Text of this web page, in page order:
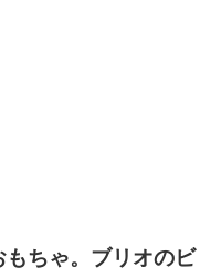
ちゃ。ブリオのビ